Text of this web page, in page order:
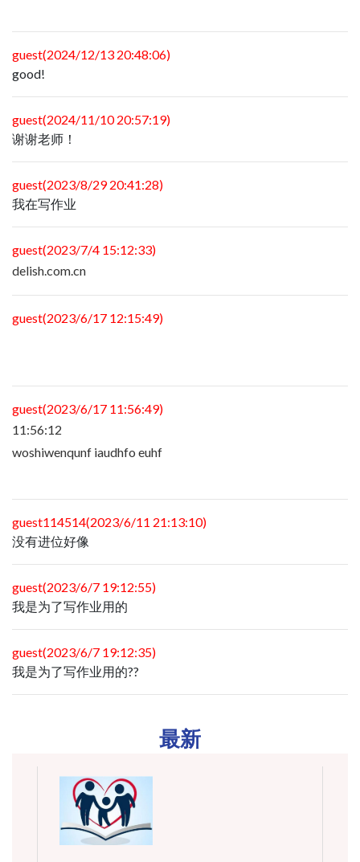
guest(2024/12/13 20:48:06)
good!
guest(2024/11/10 20:57:19)
谢谢老师！
guest(2023/8/29 20:41:28)
我在写作业
guest(2023/7/4 15:12:33)
delish.com.cn
guest(2023/6/17 12:15:49)
guest(2023/6/17 11:56:49)
11:56:12
woshiwenqunf iaudhfo euhf
guest114514(2023/6/11 21:13:10)
没有进位好像
guest(2023/6/7 19:12:55)
我是为了写作业用的
guest(2023/6/7 19:12:35)
我是为了写作业用的??
最新